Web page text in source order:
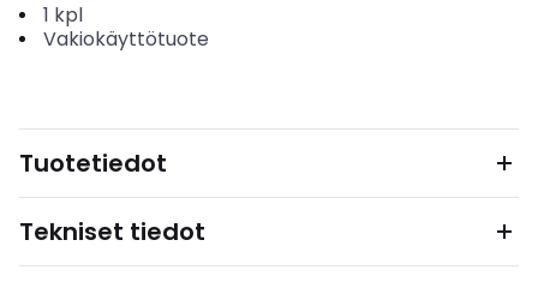
1 kpl
Vakiokäyttötuote
Tuotetiedot
Tekniset tiedot